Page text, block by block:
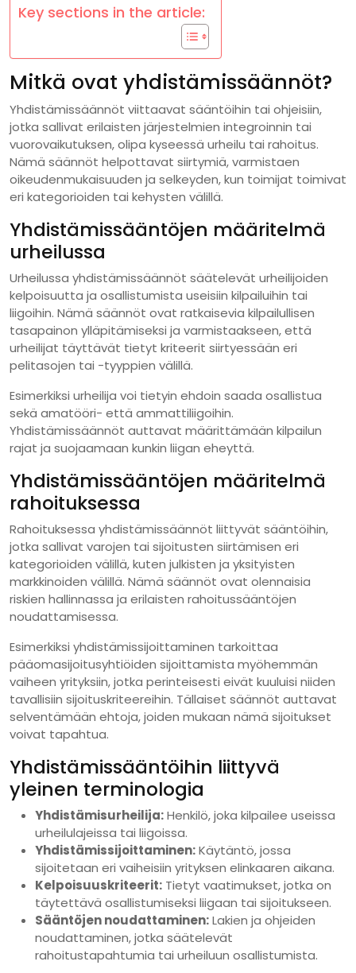
Key sections in the article:
Mitkä ovat yhdistämissäännöt?
Yhdistämissäännöt viittaavat sääntöihin tai ohjeisiin,
jotka sallivat erilaisten järjestelmien integroinnin tai
vuorovaikutuksen, olipa kyseessä urheilu tai rahoitus.
Nämä säännöt helpottavat siirtymiä, varmistaen
oikeudenmukaisuuden ja selkeyden, kun toimijat toimivat
eri kategorioiden tai kehysten välillä.
Yhdistämissääntöjen määritelmä
urheilussa
Urheilussa yhdistämissäännöt säätelevät urheilijoiden
kelpoisuutta ja osallistumista useisiin kilpailuihin tai
liigoihin. Nämä säännöt ovat ratkaisevia kilpailullisen
tasapainon ylläpitämiseksi ja varmistaakseen, että
urheilijat täyttävät tietyt kriteerit siirtyessään eri
pelitasojen tai -tyyppien välillä.
Esimerkiksi urheilija voi tietyin ehdoin saada osallistua
sekä amatööri- että ammattiliigoihin.
Yhdistämissäännöt auttavat määrittämään kilpailun
rajat ja suojaamaan kunkin liigan eheyttä.
Yhdistämissääntöjen määritelmä
rahoituksessa
Rahoituksessa yhdistämissäännöt liittyvät sääntöihin,
jotka sallivat varojen tai sijoitusten siirtämisen eri
kategorioiden välillä, kuten julkisten ja yksityisten
markkinoiden välillä. Nämä säännöt ovat olennaisia
riskien hallinnassa ja erilaisten rahoitussääntöjen
noudattamisessa.
Esimerkiksi yhdistämissijoittaminen tarkoittaa
pääomasijoitusyhtiöiden sijoittamista myöhemmän
vaiheen yrityksiin, jotka perinteisesti eivät kuuluisi niiden
tavallisiin sijoituskriteereihin. Tällaiset säännöt auttavat
selventämään ehtoja, joiden mukaan nämä sijoitukset
voivat tapahtua.
Yhdistämissääntöihin liittyvä
yleinen terminologia
Yhdistämisurheilija:Henkilö, joka kilpailee useissa
urheilulajeissa tai liigoissa.
Yhdistämissijoittaminen:Käytäntö, jossa
sijoitetaan eri vaiheisiin yrityksen elinkaaren aikana.
Kelpoisuuskriteerit: Tietyt vaatimukset, jotka on
täytettävä osallistumiseksi liigaan tai sijoitukseen.
Sääntöjen noudattaminen:Lakien ja ohjeiden
noudattaminen, jotka säätelevät
rahoitustapahtumia tai urheiluun osallistumista.